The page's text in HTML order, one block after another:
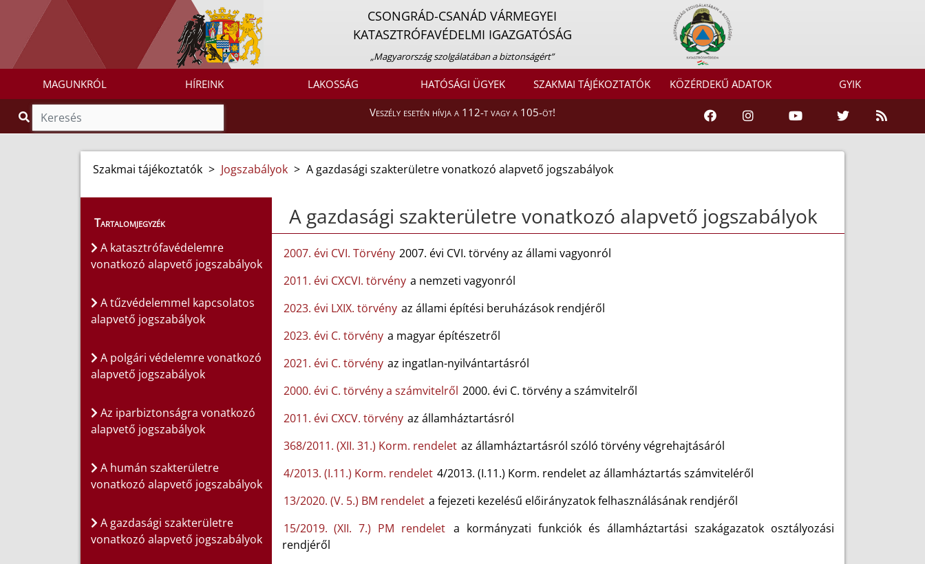
CSONGRÁD-CSANÁD VÁRMEGYEI
KATASZTRÓFAVÉDELMI IGAZGATÓSÁG
„Magyarország szolgálatában a biztonságért”
MAGUNKRÓL HÍREINK LAKOSSÁG HATÓSÁGI ÜGYEK SZAKMAI TÁJÉKOZTATÓK KÖZÉRDEKŰ ADATOK GYIK
Veszély esetén hívja a 112-t vagy a 105-öt!
Szakmai tájékoztatók > Jogszabályok > A gazdasági szakterületre vonatkozó alapvető jogszabályok
Tartalomjegyzék
A katasztrófavédelemre
vonatkozó alapvető jogszabályok
A tűzvédelemmel kapcsolatos
alapvető jogszabályok
A polgári védelemre vonatkozó
alapvető jogszabályok
Az iparbiztonságra vonatkozó
alapvető jogszabályok
A humán szakterületre
vonatkozó alapvető jogszabályok
A gazdasági szakterületre
vonatkozó alapvető jogszabályok
A gazdasági szakterületre vonatkozó alapvető jogszabályok
2007. évi CVI. Törvény 2007. évi CVI. törvény az állami vagyonról
2011. évi CXCVI. törvény a nemzeti vagyonról
2023. évi LXIX. törvény az állami építési beruházások rendjéről
2023. évi C. törvény a magyar építészetről
2021. évi C. törvény az ingatlan-nyilvántartásról
2000. évi C. törvény a számvitelről 2000. évi C. törvény a számvitelről
2011. évi CXCV. törvény az államháztartásról
368/2011. (XII. 31.) Korm. rendelet az államháztartásról szóló törvény végrehajtásáról
4/2013. (I.11.) Korm. rendelet 4/2013. (I.11.) Korm. rendelet az államháztartás számviteléről
13/2020. (V. 5.) BM rendelet a fejezeti kezelésű előirányzatok felhasználásának rendjéről
15/2019. (XII. 7.) PM rendelet a kormányzati funkciók és államháztartási szakágazatok osztályozási
rendjéről